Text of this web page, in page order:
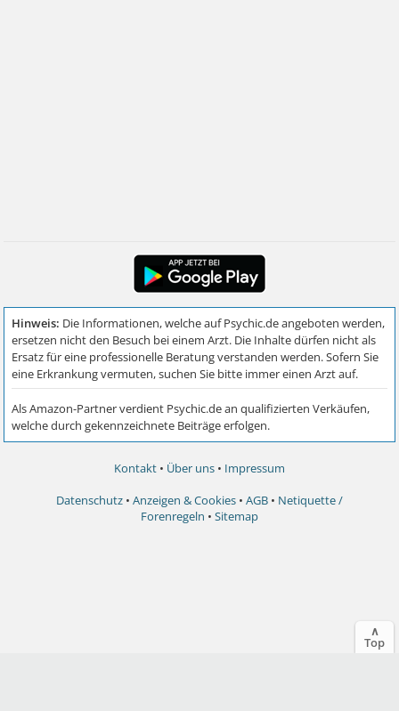
Kontakt • Über uns • Impressum
Datenschutz • Anzeigen & Cookies • AGB • Netiquette /
Forenregeln • Sitemap
∧
Top